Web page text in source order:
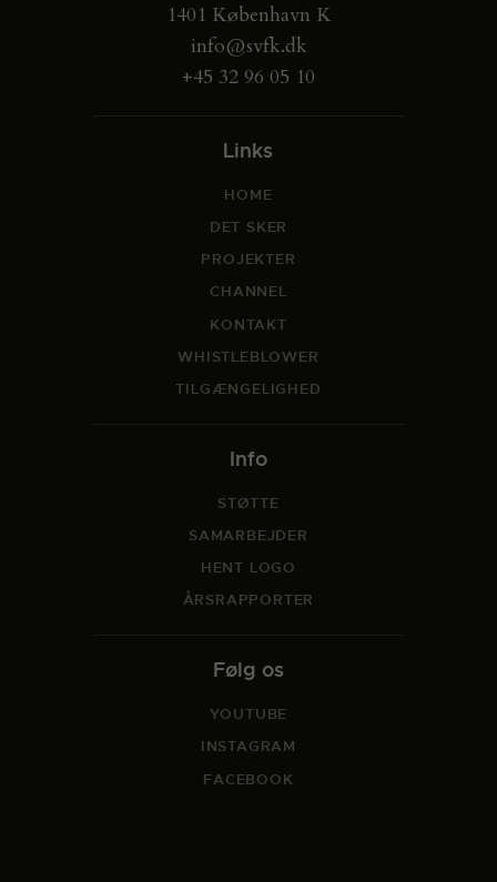
1401 København K
info@svfk.dk
+45 32 96 05 10
Links
HOME
DET SKER
PROJEKTER
CHANNEL
KONTAKT
WHISTLEBLOWER
TILGÆNGELIGHED
Info
STØTTE
SAMARBEJDER
HENT LOGO
ÅRSRAPPORTER
Følg os
YOUTUBE
INSTAGRAM
FACEBOOK